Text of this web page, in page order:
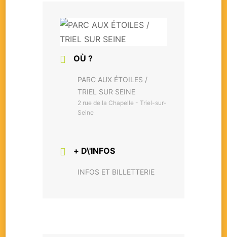
OÙ ?
PARC AUX ÉTOILES /
TRIEL SUR SEINE
2 rue de la Chapelle - Triel-sur-
Seine
+ D\'INFOS
INFOS ET BILLETTERIE